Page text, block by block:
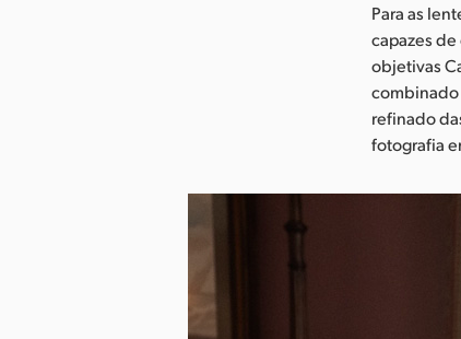
Para as
capazes
objetivas
combinado
refinado
fotografia